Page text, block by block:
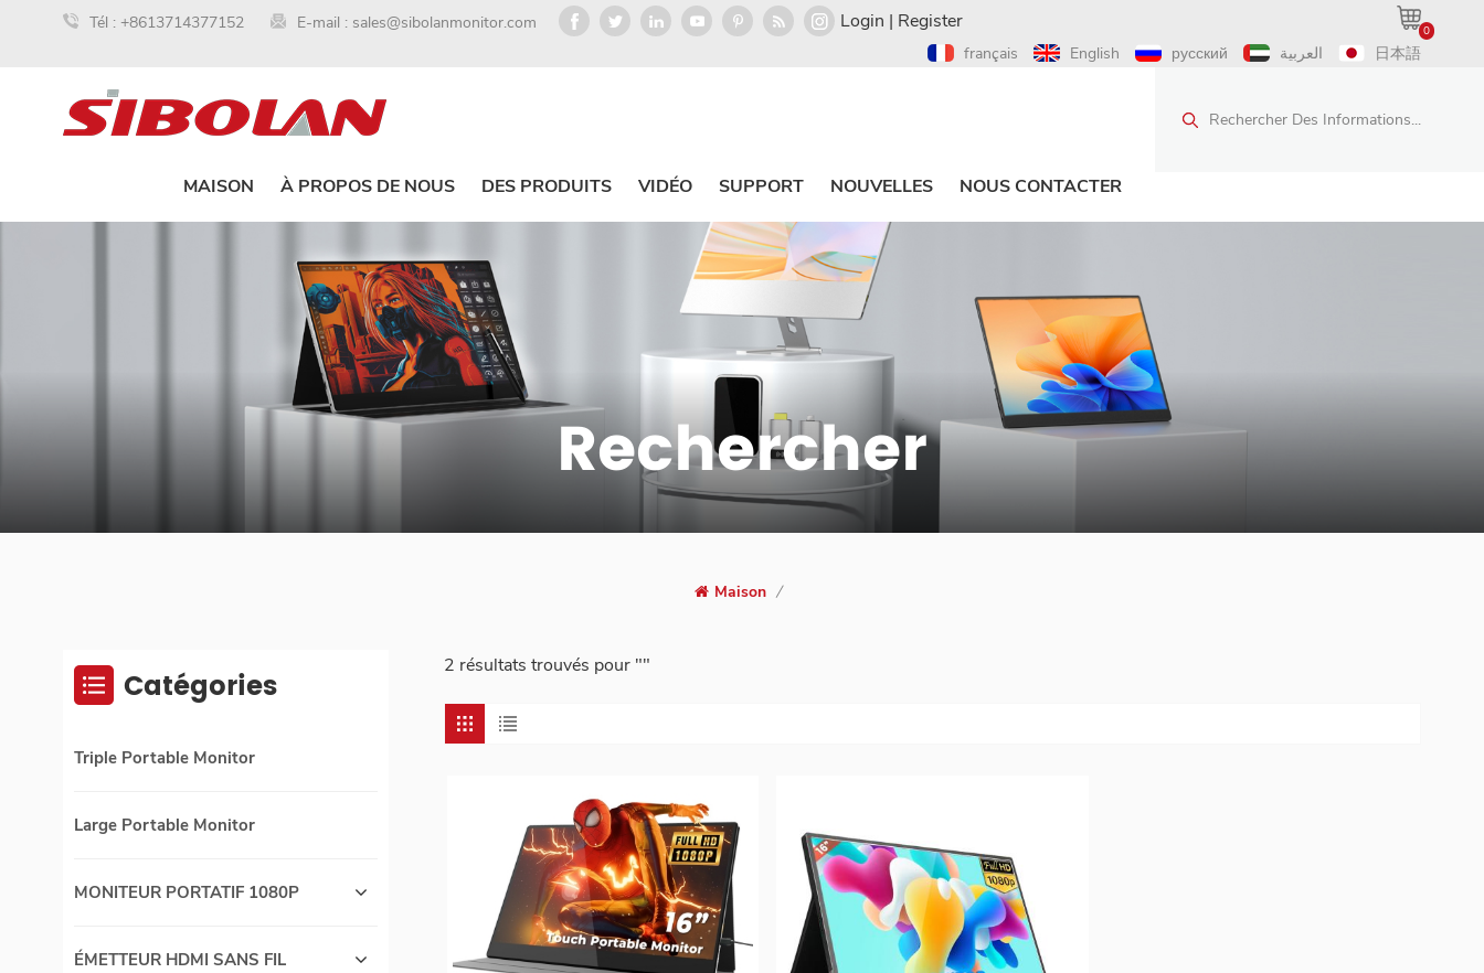
Tél : +8613714377152 E-mail : sales@sibolanmonitor.com 0
Login | Register
français English русский العربية 日本語
Rechercher Des Informations...
MAISON À PROPOS DE NOUS DES PRODUITS VIDÉO SUPPORT NOUVELLES NOUS CONTACTER
Rechercher
Maison /
2 résultats trouvés pour ""
Catégories
Triple Portable Monitor
Large Portable Monitor
MONITEUR PORTATIF 1080P
ÉMETTEUR HDMI SANS FIL